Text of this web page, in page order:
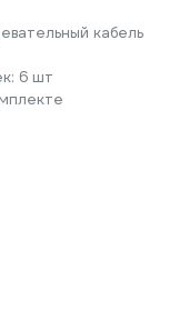
кабель
6 шт